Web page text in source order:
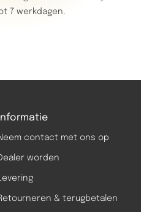
7 werkdagen.
Informatie
contact met ons op
worden
& terugbetalen